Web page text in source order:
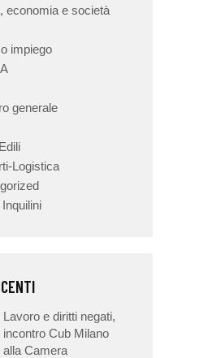
economia e società
impiego
generale
Logistica
Lavoro e diritti negati,
incontro Cub Milano
alla Camera